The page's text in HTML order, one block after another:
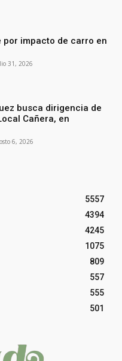
por impacto de carro en
31, 2026
busca dirigencia de
Cañera, en
6, 2026
5557
4394
4245
1075
809
557
555
501